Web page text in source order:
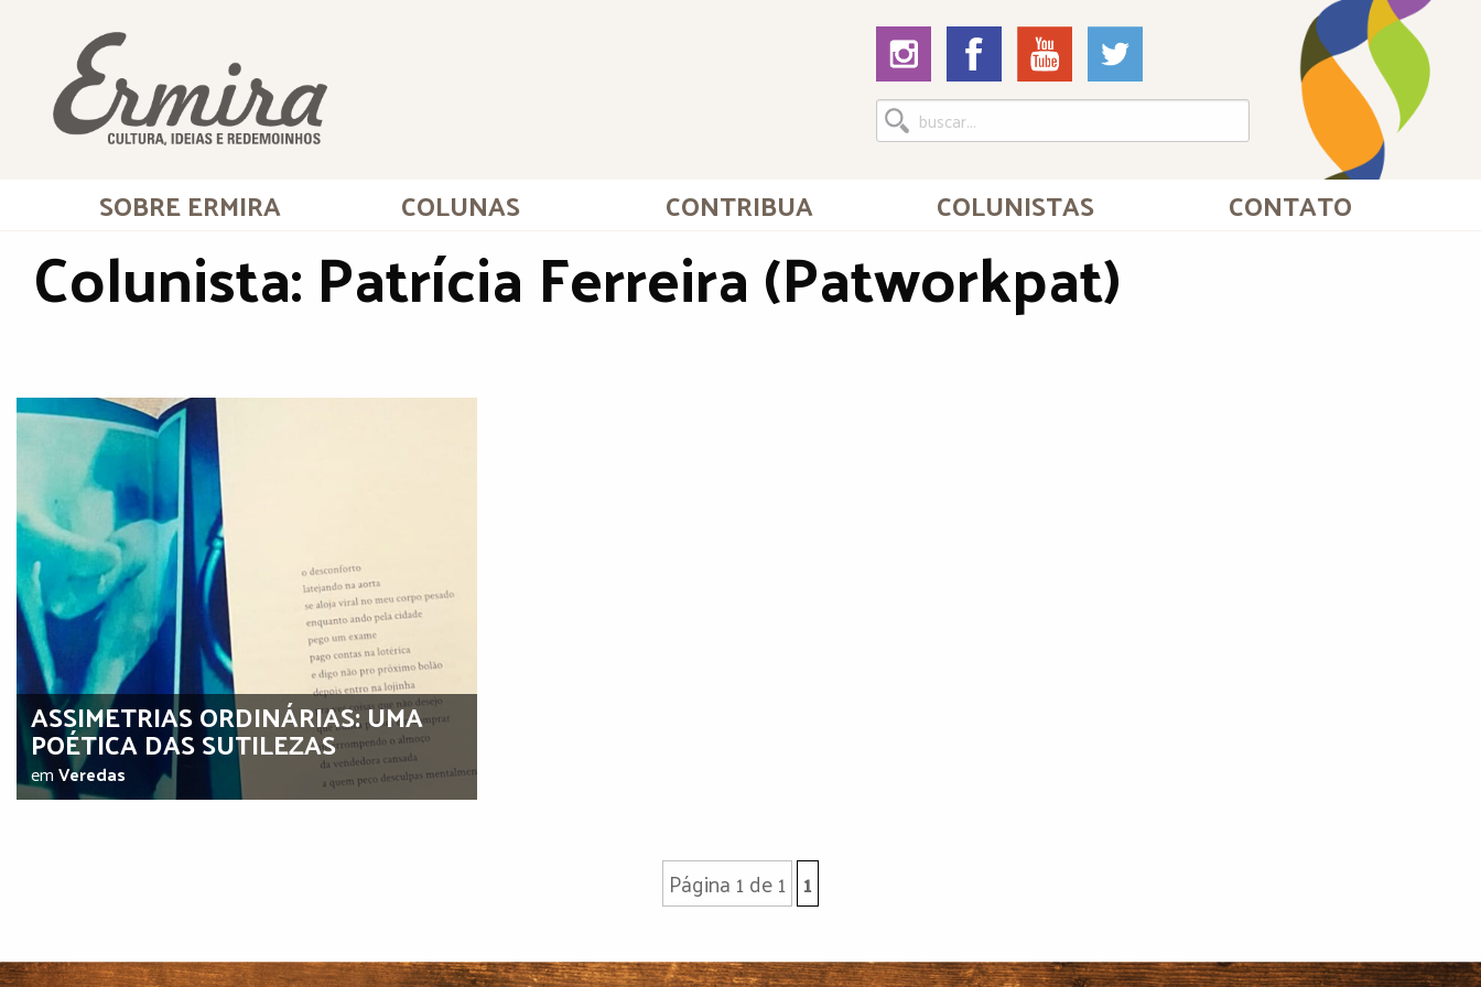
SOBRE ERMIRA COLUNAS CONTRIBUA COLUNISTAS CONTATO
Colunista: Patrícia Ferreira (Patworkpat)
ASSIMETRIAS ORDINÁRIAS: UMA
POÉTICA DAS SUTILEZAS
emVeredas
Página 1 de 1 1